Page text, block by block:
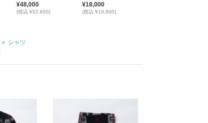
¥48,000
(税込 ¥52,800)
¥18,000
(税込 ¥19,800)
＞ シャツ